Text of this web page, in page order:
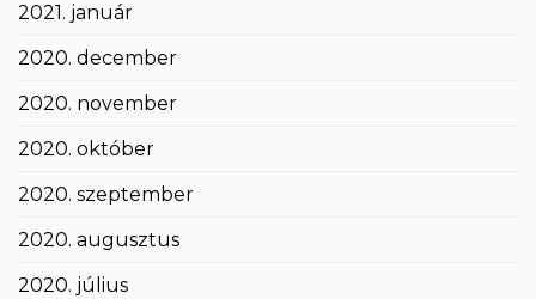
2021. január
2020. december
2020. november
2020. október
2020. szeptember
2020. augusztus
2020. július